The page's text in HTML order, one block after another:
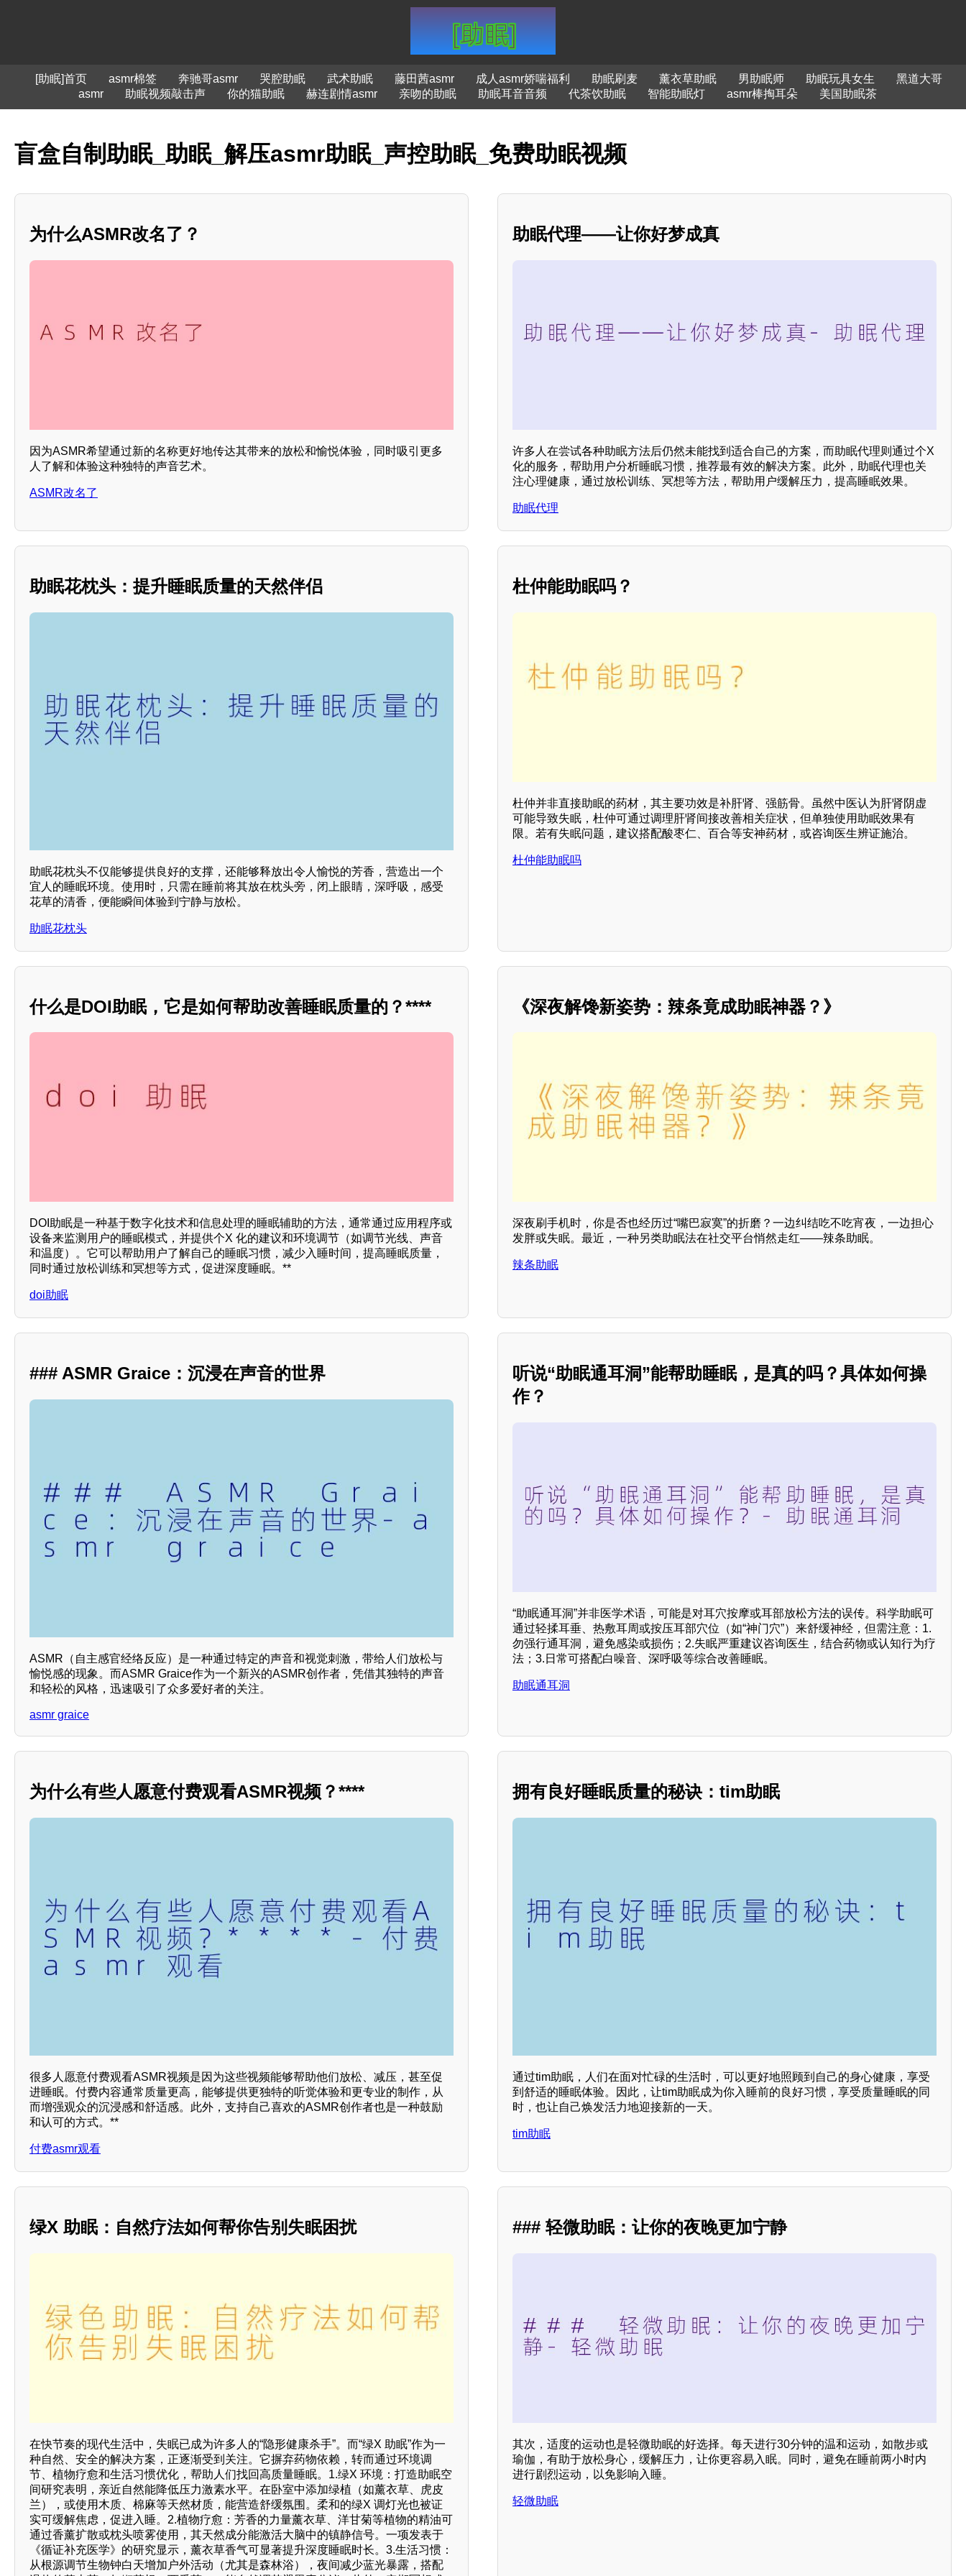
[助眠]首页 asmr棉签 奔驰哥asmr 哭腔助眠 武术助眠 藤田茜asmr 成人asmr娇喘福利 助眠刷麦 薰衣草助眠 男助眠师 助眠玩具女生
黑道大哥
asmr
助眠视频敲击声 你的猫助眠 赫连剧情asmr 亲吻的助眠 助眠耳音音频 代茶饮助眠 智能助眠灯 asmr棒掏耳朵 美国助眠茶
盲盒自制助眠_助眠_解压asmr助眠_声控助眠_免费助眠视频
为什么ASMR改名了？
因为ASMR希望通过新的名称更好地传达其带来的放松和愉悦体验，同时吸引更多
人了解和体验这种独特的声音艺术。
ASMR改名了
助眠代理——让你好梦成真
许多人在尝试各种助眠方法后仍然未能找到适合自己的方案，而助眠代理则通过个X
化的服务，帮助用户分析睡眠习惯，推荐最有效的解决方案。此外，助眠代理也关
注心理健康，通过放松训练、冥想等方法，帮助用户缓解压力，提高睡眠效果。
助眠代理
助眠花枕头：提升睡眠质量的天然伴侣
助眠花枕头不仅能够提供良好的支撑，还能够释放出令人愉悦的芳香，营造出一个
宜人的睡眠环境。使用时，只需在睡前将其放在枕头旁，闭上眼睛，深呼吸，感受
花草的清香，便能瞬间体验到宁静与放松。
助眠花枕头
杜仲能助眠吗？
杜仲并非直接助眠的药材，其主要功效是补肝肾、强筋骨。虽然中医认为肝肾阴虚
可能导致失眠，杜仲可通过调理肝肾间接改善相关症状，但单独使用助眠效果有
限。若有失眠问题，建议搭配酸枣仁、百合等安神药材，或咨询医生辨证施治。
杜仲能助眠吗
什么是DOI助眠，它是如何帮助改善睡眠质量的？****
DOI助眠是一种基于数字化技术和信息处理的睡眠辅助的方法，通常通过应用程序或
设备来监测用户的睡眠模式，并提供个X 化的建议和环境调节（如调节光线、声音
和温度）。它可以帮助用户了解自己的睡眠习惯，减少入睡时间，提高睡眠质量，
同时通过放松训练和冥想等方式，促进深度睡眠。**
doi助眠
《深夜解馋新姿势：辣条竟成助眠神器？》
深夜刷手机时，你是否也经历过“嘴巴寂寞”的折磨？一边纠结吃不吃宵夜，一边担心
发胖或失眠。最近，一种另类助眠法在社交平台悄然走红——辣条助眠。
辣条助眠
### ASMR Graice：沉浸在声音的世界
ASMR（自主感官经络反应）是一种通过特定的声音和视觉刺激，带给人们放松与
愉悦感的现象。而ASMR Graice作为一个新兴的ASMR创作者，凭借其独特的声音
和轻松的风格，迅速吸引了众多爱好者的关注。
asmr graice
听说“助眠通耳洞”能帮助睡眠，是真的吗？具体如何操
作？
“助眠通耳洞”并非医学术语，可能是对耳穴按摩或耳部放松方法的误传。科学助眠可
通过轻揉耳垂、热敷耳周或按压耳部穴位（如“神门穴”）来舒缓神经，但需注意：1.
勿强行通耳洞，避免感染或损伤；2.失眠严重建议咨询医生，结合药物或认知行为疗
法；3.日常可搭配白噪音、深呼吸等综合改善睡眠。
助眠通耳洞
为什么有些人愿意付费观看ASMR视频？****
很多人愿意付费观看ASMR视频是因为这些视频能够帮助他们放松、减压，甚至促
进睡眠。付费内容通常质量更高，能够提供更独特的听觉体验和更专业的制作，从
而增强观众的沉浸感和舒适感。此外，支持自己喜欢的ASMR创作者也是一种鼓励
和认可的方式。**
付费asmr观看
拥有良好睡眠质量的秘诀：tim助眠
通过tim助眠，人们在面对忙碌的生活时，可以更好地照顾到自己的身心健康，享受
到舒适的睡眠体验。因此，让tim助眠成为你入睡前的良好习惯，享受质量睡眠的同
时，也让自己焕发活力地迎接新的一天。
tim助眠
绿X 助眠：自然疗法如何帮你告别失眠困扰
在快节奏的现代生活中，失眠已成为许多人的“隐形健康杀手”。而“绿X 助眠”作为一
种自然、安全的解决方案，正逐渐受到关注。它摒弃药物依赖，转而通过环境调
节、植物疗愈和生活习惯优化，帮助人们找回高质量睡眠。1.绿X 环境：打造助眠空
间研究表明，亲近自然能降低压力激素水平。在卧室中添加绿植（如薰衣草、虎皮
兰），或使用木质、棉麻等天然材质，能营造舒缓氛围。柔和的绿X 调灯光也被证
实可缓解焦虑，促进入睡。2.植物疗愈：芳香的力量薰衣草、洋甘菊等植物的精油可
通过香薰扩散或枕头喷雾使用，其天然成分能激活大脑中的镇静信号。一项发表于
《循证补充医学》的研究显示，薰衣草香气可显著提升深度睡眠时长。3.生活习惯：
从根源调节生物钟白天增加户外活动（尤其是森林浴），夜间减少蓝光暴露，搭配
### 轻微助眠：让你的夜晚更加宁静
其次，适度的运动也是轻微助眠的好选择。每天进行30分钟的温和运动，如散步或
瑜伽，有助于放松身心，缓解压力，让你更容易入眠。同时，避免在睡前两小时内
进行剧烈运动，以免影响入睡。
轻微助眠